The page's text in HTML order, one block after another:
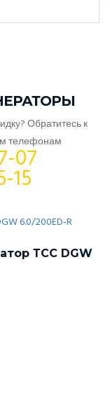
Обратитесь к
телефонам
07
15
ТСС DGW